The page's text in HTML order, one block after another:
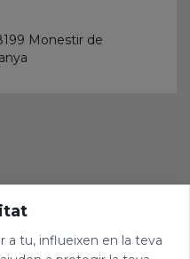
Monestir de
a tu, influeixen en la teva